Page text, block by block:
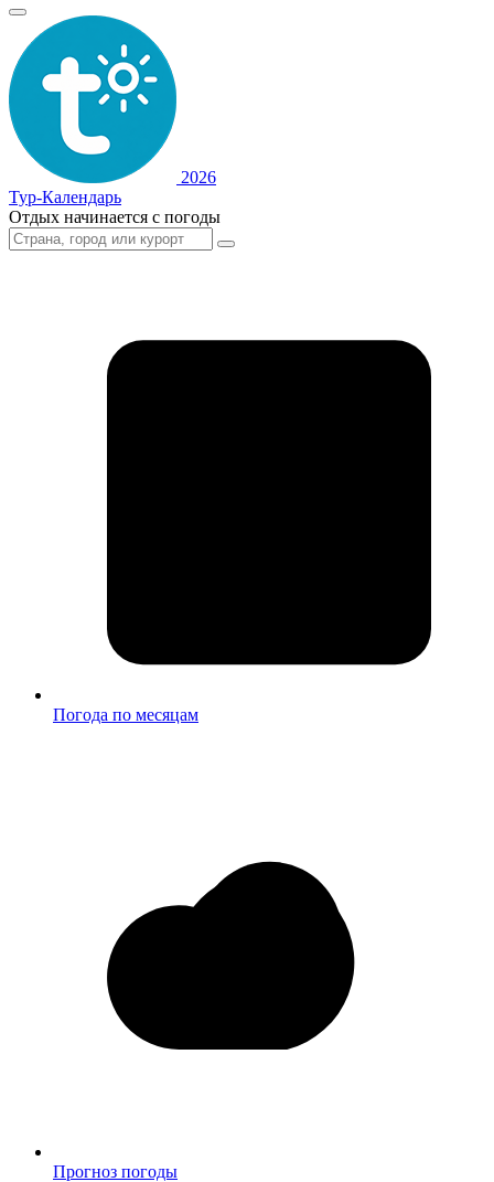
2026
Тур-Календарь
Отдых начинается с погоды
Погода по месяцам
Прогноз погоды